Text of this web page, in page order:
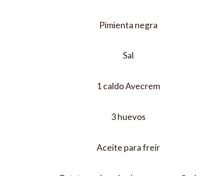
Pimienta negra
Sal
1 caldo Avecrem
3 huevos
Aceite para freír